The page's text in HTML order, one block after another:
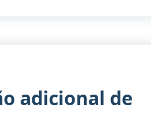
adicional de